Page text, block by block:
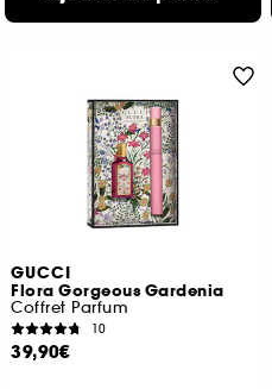
GUCCI
Flora Gorgeous Gardenia
Coffret Parfum
10
39,90€